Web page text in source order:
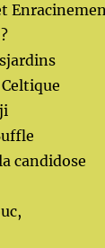
candidose